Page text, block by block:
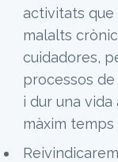
activitats que
malalts
cuidadores,
processos
i dur una
màxim temps